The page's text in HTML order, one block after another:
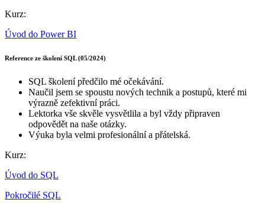
Kurz:
Úvod do Power BI
Reference ze školení SQL (05/2024)
SQL školení předčilo mé očekávání.
Naučil jsem se spoustu nových technik a postupů, které mi
výrazně zefektivní práci.
Lektorka vše skvěle vysvětlila a byl vždy připraven
odpovědět na naše otázky.
Výuka byla velmi profesionální a přátelská.
Kurz:
Úvod do SQL
Pokročilé SQL